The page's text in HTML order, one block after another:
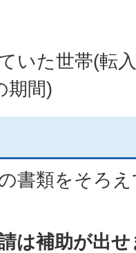
いた世帯(転
期間)
書類をそろ
は補助が出